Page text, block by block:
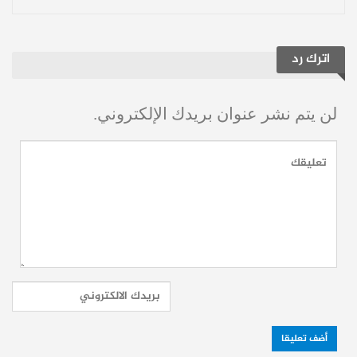
يأتي حديث مورينيو في توقيت حساس جداً
الأرض في “كامب نو” وسط ظروف هي
الأصعب منذ سنوات:
الضغوط الخانقة التي تلاحق
النجم الفرنسي كيليان مبابي وتأثيرها على
الأداء الجماعي.
اترك رد
لن يتم نشر عنوان بريدك الإلكتروني.